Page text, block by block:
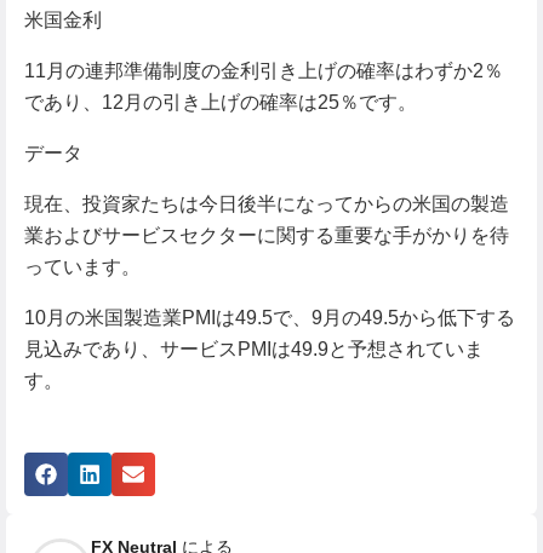
米国金利
11月の連邦準備制度の金利引き上げの確率はわずか2％
であり、12月の引き上げの確率は25％です。
データ
現在、投資家たちは今日後半になってからの米国の製造
業およびサービスセクターに関する重要な手がかりを待
っています。
10月の米国製造業PMIは49.5で、9月の49.5から低下する
見込みであり、サービスPMIは49.9と予想されていま
す。
FX Neutral による